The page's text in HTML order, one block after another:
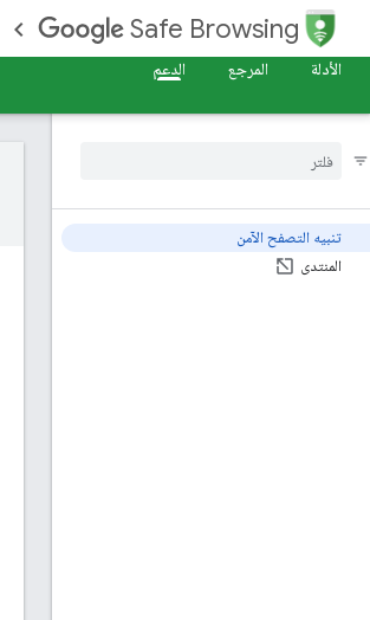
Safe Browsing
الأدلة
المرجع الدعم
تنبيه التصفح الآمن
المنتدى